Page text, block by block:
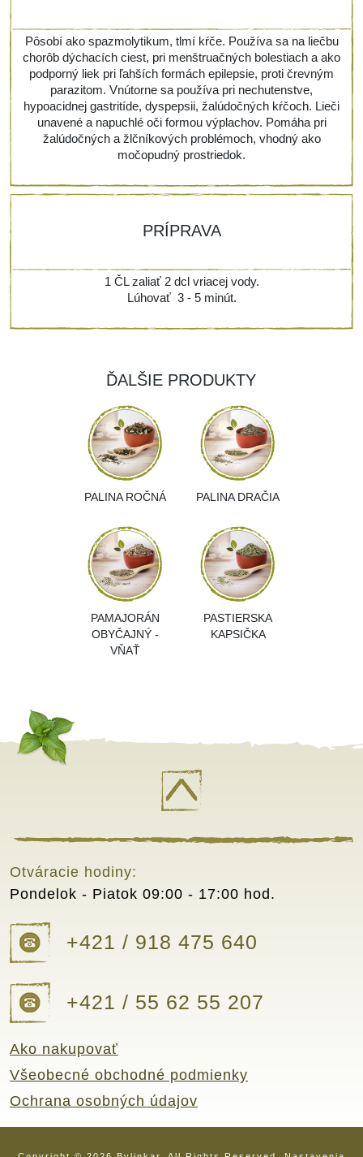
Pôsobí ako spazmolytikum, tlmí kŕče. Používa sa na liečbu
chorôb dýchacích ciest, pri menštruačných bolestiach a ako
podporný liek pri ľahších formách epilepsie, proti črevným
parazitom. Vnútorne sa používa pri nechutenstve,
hypoacidnej gastritíde, dyspepsii, žalúdočných kŕčoch. Lieči
unavené a napuchlé oči formou výplachov. Pomáha pri
žalúdočných a žlčníkových problémoch, vhodný ako
močopudný prostriedok.
PRÍPRAVA
1 ČL zaliať 2 dcl vriacej vody.
Lúhovať 3 - 5 minút.
ĎALŠIE PRODUKTY
PALINA ROČNÁ PALINA DRAČIA
PAMAJORÁN
OBYČAJNÝ -
VŇAŤ
PASTIERSKA
KAPSIČKA
Ako nakupovať
Všeobecné obchodné podmienky
Ochrana osobných údajov
+421 / 918 475 640
+421 / 55 62 55 207
Otváracie hodiny:
Pondelok - Piatok 09:00 - 17:00 hod.